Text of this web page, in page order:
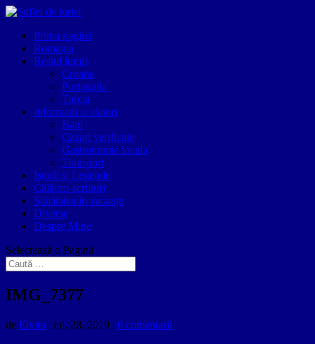
Prima pagină
Romania
Restul lumii
Croatia
Portugalia
Turcia
Informatii si sfaturi
Bani
Cazari verificate
Gastronomie locala
Transport
Istorii si Legende
Călători-scriitori
Sănătatea în vacanțe
Diverse
Despre Mine
Selectează o Pagină
IMG_7377
de Elvira | iul. 28, 2019 | 0 comentarii